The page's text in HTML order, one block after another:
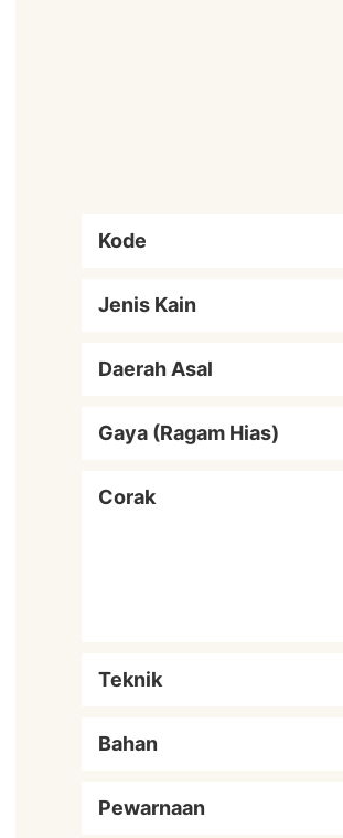
Kode
Jenis Kain
Daerah Asal
Gaya (Ragam Hias)
Corak
Teknik
Bahan
Pewarnaan